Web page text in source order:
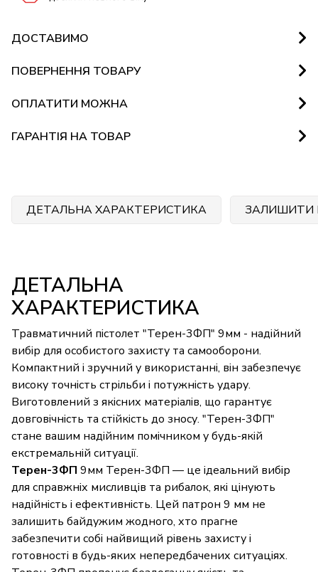
ДОСТАВИМО
ПОВЕРНЕННЯ ТОВАРУ
ОПЛАТИТИ МОЖНА
ГАРАНТІЯ НА ТОВАР
ДЕТАЛЬНА ХАРАКТЕРИСТИКА ЗАЛИШИТИ
ДЕТАЛЬНА
ХАРАКТЕРИСТИКА
Травматичний пістолет "Терен-3ФП" 9мм - надійний
вибір для особистого захисту та самооборони.
Компактний і зручний у використанні, він забезпечує
високу точність стрільби і потужність удару.
Виготовлений з якісних матеріалів, що гарантує
довговічність та стійкість до зносу. "Терен-3ФП"
стане вашим надійним помічником у будь-якій
екстремальній ситуації.
Терен-3ФП 9мм Терен-3ФП — це ідеальний вибір
для справжніх мисливців та рибалок, які цінують
надійність і ефективність. Цей патрон 9 мм не
залишить байдужим жодного, хто прагне
забезпечити собі найвищий рівень захисту і
готовності в будь-яких непередбачених ситуаціях.